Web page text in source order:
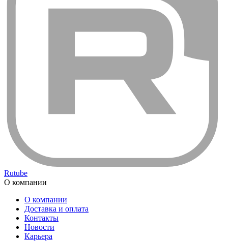
Rutube
О компании
О компании
Доставка и оплата
Контакты
Новости
Карьера